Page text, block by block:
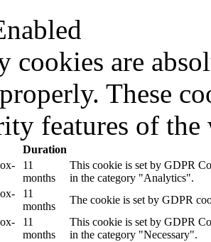
cookies are
These
features of
Duration
11
months
This cookie is set by GDPR
in the category "Analytics".
11
months
The cookie is set by GDPR
11
months
This cookie is set by GDPR
in the category "Necessary".